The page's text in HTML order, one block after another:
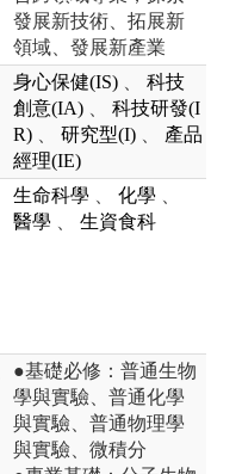
發展新技術、拓展新
領域、發展新產業
身心保健(IS)
科技
創意(IA)
科技研發(I
R)
研究型(I)
產品
經理(IE)
生命科學 化學
醫學
生資食科
●基礎必修：普通生物
學與實驗、普通化學
與實驗、普通物理學
與實驗、微積分